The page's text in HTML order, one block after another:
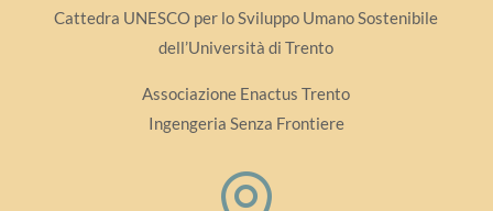
Cattedra UNESCO per lo Sviluppo Umano Sostenibile
dell’Università di Trento
Associazione Enactus Trento
Ingengeria Senza Frontiere